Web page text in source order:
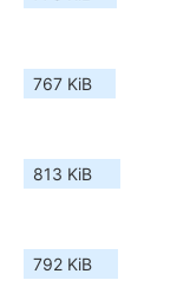
767 KiB
813 KiB
792 KiB